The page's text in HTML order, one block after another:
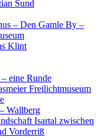
Sund
– Den Gamle By –
Klint
eine Runde
Freilichtmuseum
Wallberg
Isartal zwischen
Vorderriß